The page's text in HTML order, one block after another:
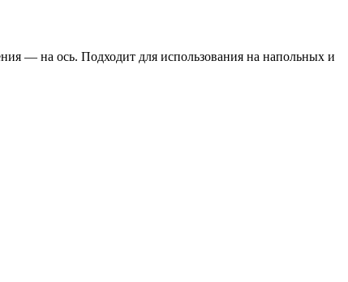
— на ось. Подходит для использования на напольных и